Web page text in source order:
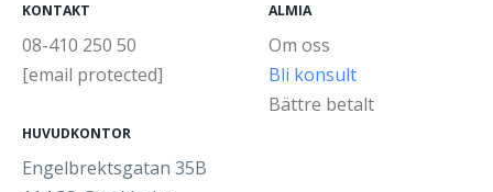
KONTAKT
08-410 250 50
[email protected]
HUVUDKONTOR
Engelbrektsgatan 35B
ALMIA
Om oss
Bli konsult
Bättre betalt